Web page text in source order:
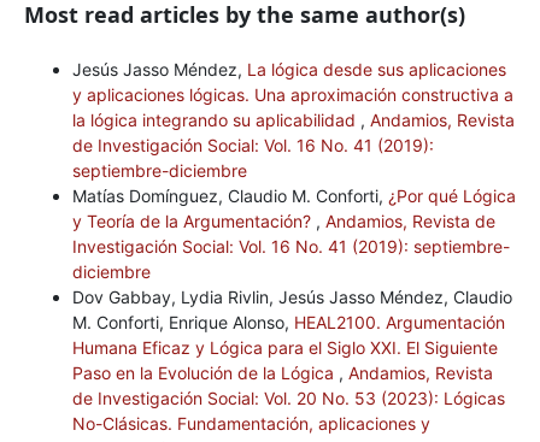
Most read articles by the same author(s)
Jesús Jasso Méndez, La lógica desde sus aplicaciones
y aplicaciones lógicas. Una aproximación constructiva a
la lógica integrando su aplicabilidad , Andamios, Revista
de Investigación Social: Vol. 16 No. 41 (2019):
septiembre-diciembre
Matías Domínguez, Claudio M. Conforti, ¿Por qué Lógica
y Teoría de la Argumentación? , Andamios, Revista de
Investigación Social: Vol. 16 No. 41 (2019): septiembre-
diciembre
Dov Gabbay, Lydia Rivlin, Jesús Jasso Méndez, Claudio
M. Conforti, Enrique Alonso, HEAL2100. Argumentación
Humana Eficaz y Lógica para el Siglo XXI. El Siguiente
Paso en la Evolución de la Lógica , Andamios, Revista
de Investigación Social: Vol. 20 No. 53 (2023): Lógicas
No-Clásicas. Fundamentación, aplicaciones y